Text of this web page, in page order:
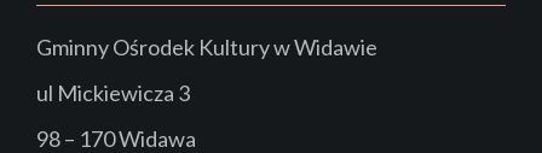
Gminny Ośrodek Kultury w Widawie
ul Mickiewicza 3
98 – 170 Widawa